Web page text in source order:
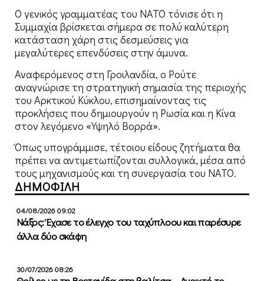
Ο γενικός γραμματέας του ΝΑΤΟ τόνισε ότι η
Συμμαχία βρίσκεται σήμερα σε πολύ καλύτερη
κατάσταση χάρη στις δεσμεύσεις για
μεγαλύτερες επενδύσεις στην άμυνα.
Αναφερόμενος στη Γροιλανδία, ο Ρούτε
αναγνώρισε τη στρατηγική σημασία της περιοχής
του Αρκτικού Κύκλου, επισημαίνοντας τις
προκλήσεις που δημιουργούν η Ρωσία και η Κίνα
στον λεγόμενο «Υψηλό Βορρά».
Όπως υπογράμμισε, τέτοιου είδους ζητήματα θα
πρέπει να αντιμετωπίζονται συλλογικά, μέσα από
τους μηχανισμούς και τη συνεργασία του ΝΑΤΟ.
ΔΗΜΟΦΙΛΗ
04/08/2026 09:02
Νάξος: Έχασε το έλεγχο του ταχύπλοου και παρέσυρε
άλλα δύο σκάφη
30/07/2026 08:26